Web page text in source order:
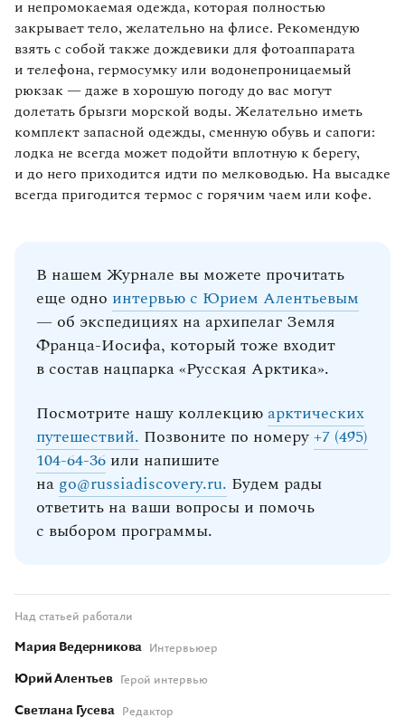
и непромокаемая одежда, которая полностью
закрывает тело, желательно на флисе. Рекомендую
взять с собой также дождевики для фотоаппарата
и телефона, гермосумку или водонепроницаемый
рюкзак — даже в хорошую погоду до вас могут
долетать брызги морской воды. Желательно иметь
комплект запасной одежды, сменную обувь и сапоги:
лодка не всегда может подойти вплотную к берегу,
и до него приходится идти по мелководью. На высадке
всегда пригодится термос с горячим чаем или кофе.
В нашем Журнале вы можете прочитать
еще одно интервью с Юрием Алентьевым
— об экспедициях на архипелаг Земля
Франца‑Иосифа, который тоже входит
в состав нацпарка «Русская Арктика».
Посмотрите нашу коллекцию арктических
путешествий. Позвоните по номеру+7 (495)
104-64-36 или напишите
на go@russiadiscovery.ru. Будем рады
ответить на ваши вопросы и помочь
с выбором программы.
Над статьей работали
Мария Ведерникова Интервьюер
Юрий Алентьев Герой интервью
Светлана Гусева Редактор